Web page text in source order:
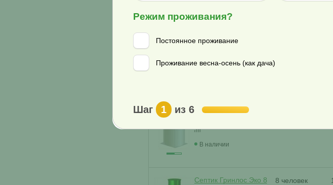
2500 П
В наличии
Септик Гринлос Эко 8 8 человек
Режим проживания?
Постоянное проживание
Проживание весна-осень (как дача)
Шаг 1 из 6